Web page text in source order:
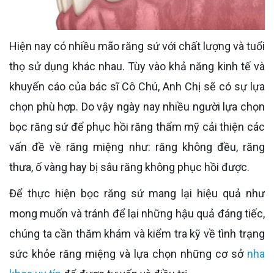
Hiện nay có nhiều mão răng sứ với chất lượng và tuổi
thọ sử dụng khác nhau. Tùy vào khả năng kinh tế và
khuyến cáo của bác sĩ Cô Chú, Anh Chị sẽ có sự lựa
chọn phù hợp. Do vậy ngày nay nhiều người lựa chọn
bọc răng sứ để phục hồi răng thẩm mỹ cải thiện các
vấn đề về răng miệng như: răng không đều, răng
thưa, ố vàng hay bị sâu răng không phục hồi được.
Để thực hiện bọc răng sứ mang lại hiệu quả như
mong muốn và tránh để lại những hậu quả đáng tiếc,
chúng ta cần thăm khám và kiểm tra kỹ về tình trạng
sức khỏe răng miệng và lựa chọn những cơ sở nha